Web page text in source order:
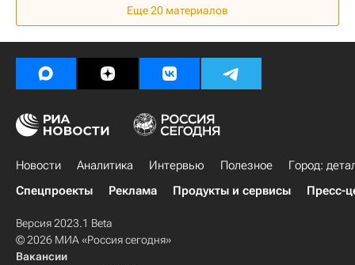
Еще 20 материалов
Новости Аналитика Интервью Полезное
Город:
Спецпроекты
Реклама Продукты и сервисы Пресс-
Версия 2023.1 Beta
© 2026 МИА «Россия сегодня»
Вакансии